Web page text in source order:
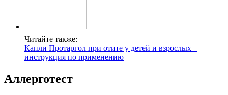
Читайте также:
Капли Протаргол при отите у детей и взрослых –
инструкция по применению
Аллерготест